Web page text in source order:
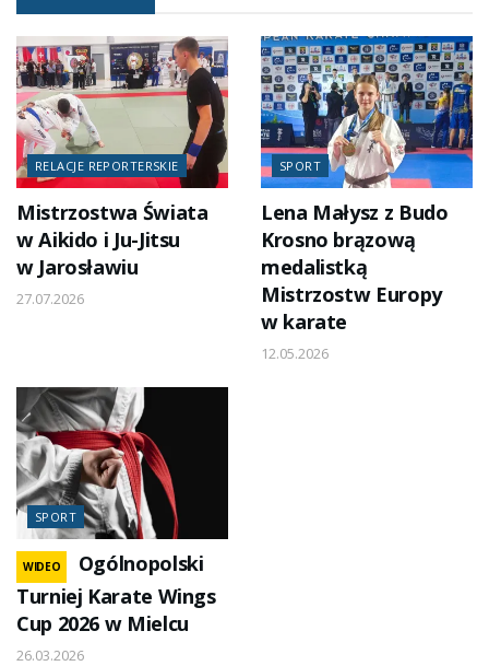
RELACJE REPORTERSKIE
Mistrzostwa Świata
w Aikido i Ju-Jitsu
w Jarosławiu
27.07.2026
SPORT
Lena Małysz z Budo
Krosno brązową
medalistką
Mistrzostw Europy
w karate
12.05.2026
SPORT
WIDEO
Ogólnopolski
Turniej Karate Wings
Cup 2026 w Mielcu
26.03.2026